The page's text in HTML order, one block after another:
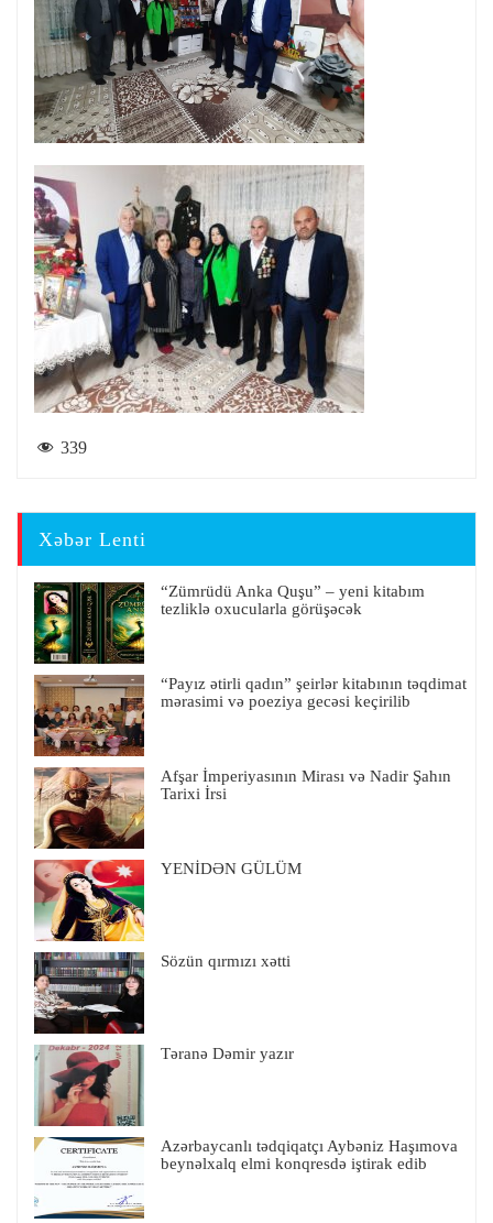
339
Xəbər Lenti
“Zümrüdü Anka Quşu” – yeni kitabım
tezliklə oxucularla görüşəcək
“Payız ətirli qadın” şeirlər kitabının təqdimat
mərasimi və poeziya gecəsi keçirilib
Afşar İmperiyasının Mirası və Nadir Şahın
Tarixi İrsi
YENİDƏN GÜLÜM
Sözün qırmızı xətti
Təranə Dəmir yazır
Azərbaycanlı tədqiqatçı Aybəniz Haşımova
beynəlxalq elmi konqresdə iştirak edib